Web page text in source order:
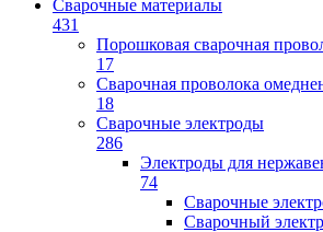
Сварочные материалы
431
Порошковая сварочная
17
Сварочная проволока
18
Сварочные электроды
286
Электроды для
74
Сварочные
Сварочный